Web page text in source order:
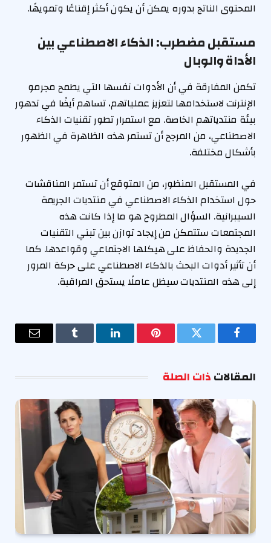
المحتوى الناتج بدوره يمكن أن يكون أكثر إقناعًا وتمويهًا.
مستقبل مضطرب: الذكاء الاصطناعي بين
الأداة والوبال
تكمن المفارقة في أن الأدوات نفسها التي يطمح مجرمو
الإنترنت لاستخدامها لتعزيز عملياتهم، تساهم أيضًا في تدهور
بيئة منتدياتهم الخاصة. مع استمرار تطور تقنيات الذكاء
الاصطناعي، من المرجح أن تستمر هذه الظاهرة في الظهور
بأشكال مختلفة.
في المستقبل المنظور، من المتوقع أن تستمر المناقشات
حول استخدام الذكاء الاصطناعي في منتديات الجريمة
السيبرانية. السؤال المطروح هو ما إذا كانت هذه
المجتمعات ستتمكن من إيجاد توازن بين تبني التقنيات
الجديدة والحفاظ على هيكلها الاجتماعي وقواعدها. كما
أن تأثير أدوات البحث بالذكاء الاصطناعي على حركة المرور
إلى هذه المنتديات سيظل عاملًا يستحق المراقبة.
فيسبوك تويتر بينتيريستلينكدإن Tumblr
البريد
المقالاتذات الصلة